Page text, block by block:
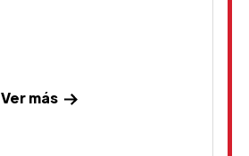
Ver más